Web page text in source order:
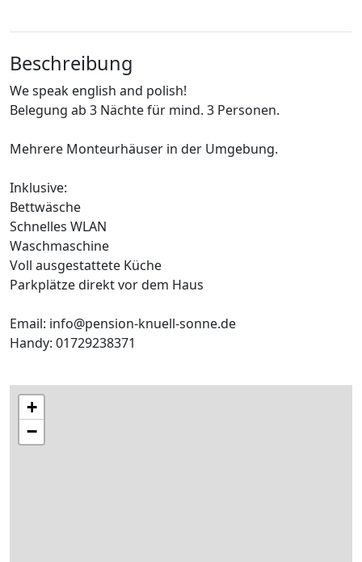
Beschreibung
We speak english and polish!
Belegung ab 3 Nächte für mind. 3 Personen.
Mehrere Monteurhäuser in der Umgebung.
Inklusive:
Bettwäsche
Schnelles WLAN
Waschmaschine
Voll ausgestattete Küche
Parkplätze direkt vor dem Haus
Email: info@pension-knuell-sonne.de
Handy: 01729238371
+
−